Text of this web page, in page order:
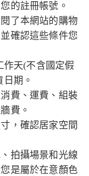
的註冊帳號。
了本網站的購物
確認這些條件您
作天(不含國定假
期。
費、運費、組裝
費。
，確認居家空間
拍攝場景和光線
是屬於在意顏色